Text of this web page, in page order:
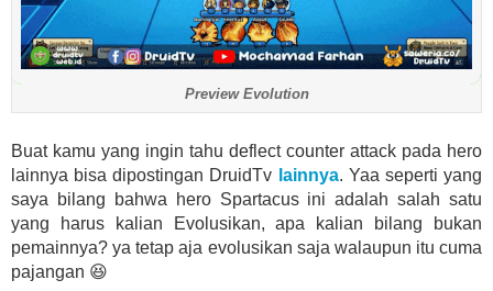
Preview Evolution
Buat kamu yang ingin tahu deflect counter attack pada hero
lainnya bisa dipostingan DruidTv lainnya. Yaa seperti yang
saya bilang bahwa hero Spartacus ini adalah salah satu
yang harus kalian Evolusikan, apa kalian bilang bukan
pemainnya? ya tetap aja evolusikan saja walaupun itu cuma
pajangan 😆